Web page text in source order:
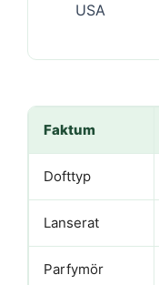
USA
Faktum
Dofttyp
Lanserat
Parfymör